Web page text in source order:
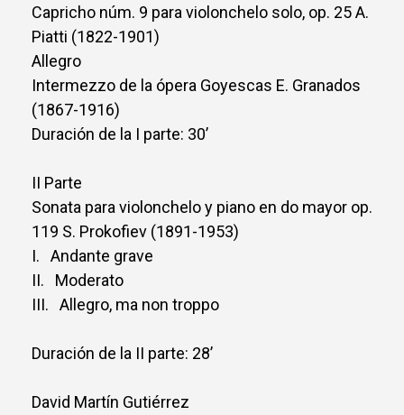
Capricho núm. 9 para violonchelo solo, op. 25 A.
Piatti (1822-1901)
Allegro
Intermezzo de la ópera Goyescas E. Granados
(1867-1916)
Duración de la I parte: 30’
II Parte
Sonata para violonchelo y piano en do mayor op.
119 S. Prokofiev (1891-1953)
I. Andante grave
II. Moderato
III. Allegro, ma non troppo
Duración de la II parte: 28’
David Martín Gutiérrez